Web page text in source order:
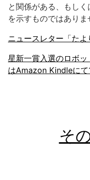
と関係がある、もし
を示すものではありま
ニュースレター「た
星新一賞入選のロボッ
はAmazon Kindleにて
そ